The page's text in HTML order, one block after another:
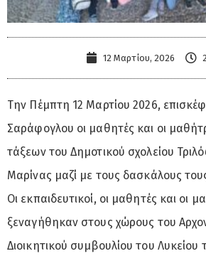
12 Μαρτίου, 2026
Την Πέμπτη 12 Μαρτίου 2026,
Σαράφογλου οι μαθητές και οι
τάξεων του Δημοτικού σχολείου
Μαρίνας μαζί με τους δασκάλους
Οι εκπαιδευτικοί, οι μαθητές και οι
ξεναγήθηκαν στους χώρους του
Διοικητικού συμβουλίου του Λυκείου